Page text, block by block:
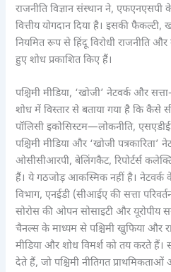
राजनीति विज्ञान संस्थान ने, एफएनएसपी
वित्तीय योगदान दिया है। इसकी
नियमित रूप से हिंदू विरोधी राजनीति
हुए शोध प्रकाशित किए हैं।
पश्चिमी मीडिया, ‘खोजी’ नेटवर्क और
शोध में विस्तार से बताया गया है कि
पॉलिसी इकोसिस्टम—लोकनीति,
पश्चिमी मीडिया और ‘खोजी
ओसीसीआरपी, बेलिंगकैट, रिपोर्टर्स
हैं। ये गठजोड़ आकस्मिक नहीं है। नेटवर्क
विभाग, एनईडी (सीआईए की सत्ता
सोरोस की ओपन सोसाइटी और यूरोपीय
चैनल्स के माध्यम से पश्चिमी खुफिया और
मीडिया और शोध विमर्श को तय करते हैं।
देते हैं, जो पश्चिमी नीतिगत